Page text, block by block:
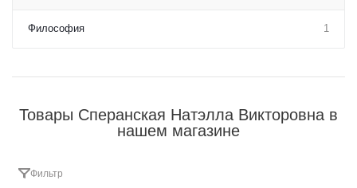
Философия 1
Товары Сперанская Натэлла Викторовна в
нашем магазине
Фильтр